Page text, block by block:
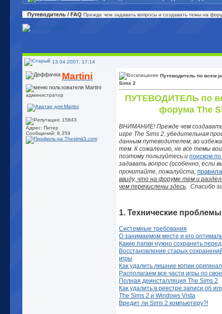
Путеводитель / FAQ Прежде чем задавать вопросы и создавать темы на
13.04.2007, 17:14
Martini
администратор
Адрес: Питер
Сообщений: 8,359
Путеводитель по всем
Sims 2
ПУТЕВОДИТЕЛЬ по
форума The
ВНИМАНИЕ! Прежде чем
игре The Sims 2, убедительная
данным путеводителем, во
тем. К сожалению, не все темы
поэтому пользуйтесь и поиском
задавать вопрос (особенно, если
прочитайте, пожалуйста,
ввиду, что на форуме тем и
чем перечислены здесь. Спасибо
1. Технические
Системные требования
О занимаемом месте и его
Какие папки нужно сохранить
Восстановление старых
игры
Как удалить лишние копии
Располагаем все части игры по
Полная деинсталляция The Sims 2
Как удалить в реестре записи об
The Sims 2 и Windows Vista
Вредит ли Sims 2 компьютеру?!